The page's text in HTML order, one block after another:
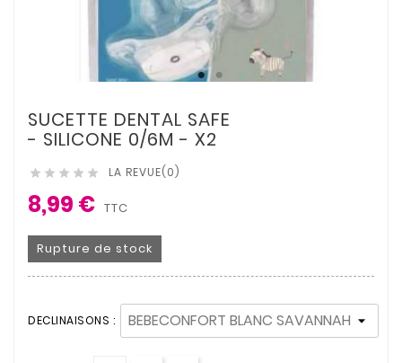
SUCETTE DENTAL SAFE
- SILICONE 0/6M - X2
     LA REVUE(0)
8,99 € TTC
Rupture de stock
DECLINAISONS :